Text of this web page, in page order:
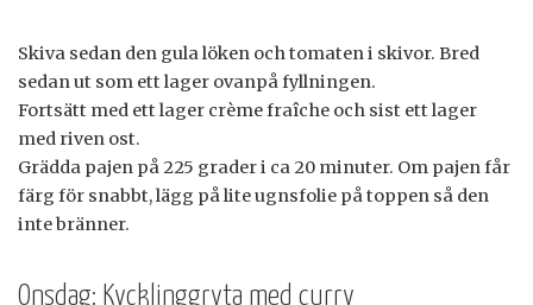
Skiva sedan den gula löken och tomaten i skivor. Bred
sedan ut som ett lager ovanpå fyllningen.
Fortsätt med ett lager crème fraîche och sist ett lager
med riven ost.
Grädda pajen på 225 grader i ca 20 minuter. Om pajen får
färg för snabbt, lägg på lite ugnsfolie på toppen så den
inte bränner.
Onsdag: Kycklinggryta med curry